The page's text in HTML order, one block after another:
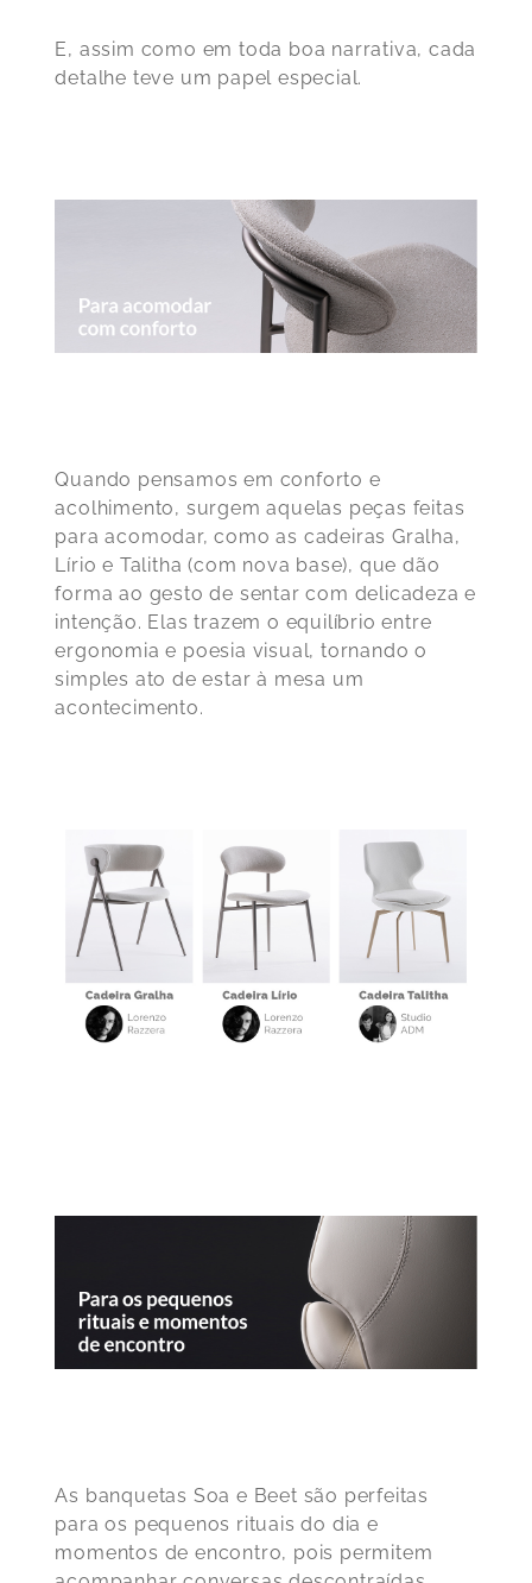
E, assim como em toda boa narrativa, cada
detalhe teve um papel especial.
Quando pensamos em conforto e
acolhimento, surgem aquelas peças feitas
para acomodar, como as cadeiras Gralha,
Lírio e Talitha (com nova base), que dão
forma ao gesto de sentar com delicadeza e
intenção. Elas trazem o equilíbrio entre
ergonomia e poesia visual, tornando o
simples ato de estar à mesa um
acontecimento.
As banquetas Soa e Beet são perfeitas
para os pequenos rituais do dia e
momentos de encontro, pois permitem